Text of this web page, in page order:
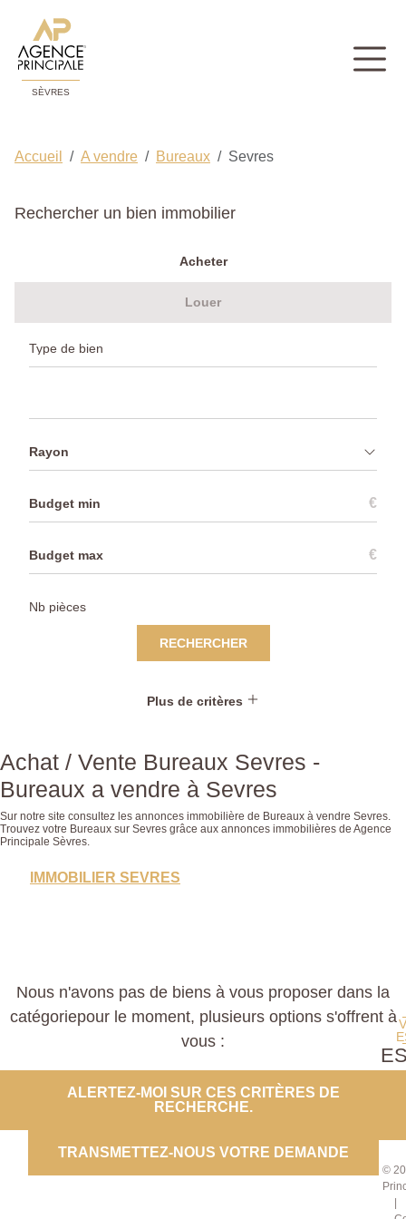
SÈVRES
Accueil A vendre Bureaux Sevres
Rechercher un bien immobilier
Acheter
Louer
Rayon
€
€
RECHERCHER
Plus de critères
Achat / Vente Bureaux Sevres -
Bureaux a vendre à Sevres
Sur notre site consultez les annonces immobilière de Bureaux à vendre Sevres.
Trouvez votre Bureaux sur Sevres grâce aux annonces immobilières de Agence
Principale Sèvres.
IMMOBILIER SEVRES
Nous n'avons pas de biens à vous proposer dans la
catégoriepour le moment, plusieurs options s'offrent à
vous :
ALERTEZ-MOI SUR CES CRITÈRES DE
RECHERCHE.
TRANSMETTEZ-NOUS VOTRE DEMANDE
©